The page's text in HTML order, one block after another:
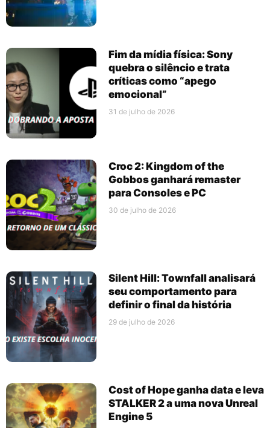
Fim da mídia física: Sony
quebra o silêncio e trata
críticas como “apego
emocional”
31 de julho de 2026
Croc 2: Kingdom of the
Gobbos ganhará remaster
para Consoles e PC
30 de julho de 2026
Silent Hill: Townfall analisará
seu comportamento para
definir o final da história
29 de julho de 2026
Cost of Hope ganha data e leva
STALKER 2 a uma nova Unreal
Engine 5